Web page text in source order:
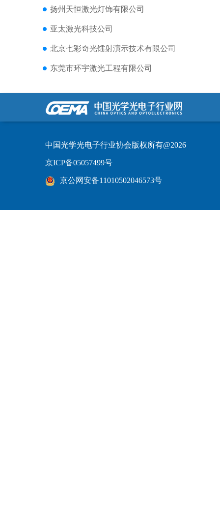
扬州天恒激光灯饰有限公司
亚太激光科技公司
北京七彩奇光镭射演示技术有限公司
东莞市环宇激光工程有限公司
中国光学光电子行业协会版权所有@2026
京ICP备05057499号
京公网安备11010502046573号